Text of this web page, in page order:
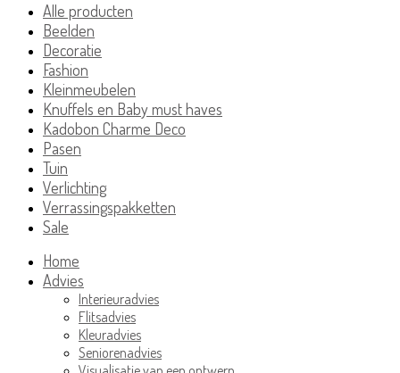
Alle producten
Beelden
Decoratie
Fashion
Kleinmeubelen
Knuffels en Baby must haves
Kadobon Charme Deco
Pasen
Tuin
Verlichting
Verrassingspakketten
Sale
Home
Advies
Interieuradvies
Flitsadvies
Kleuradvies
Seniorenadvies